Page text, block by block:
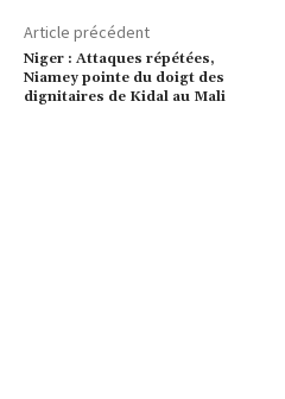
Article précédent
Niger : Attaques répétées,
Niamey pointe du doigt des
dignitaires de Kidal au Mali